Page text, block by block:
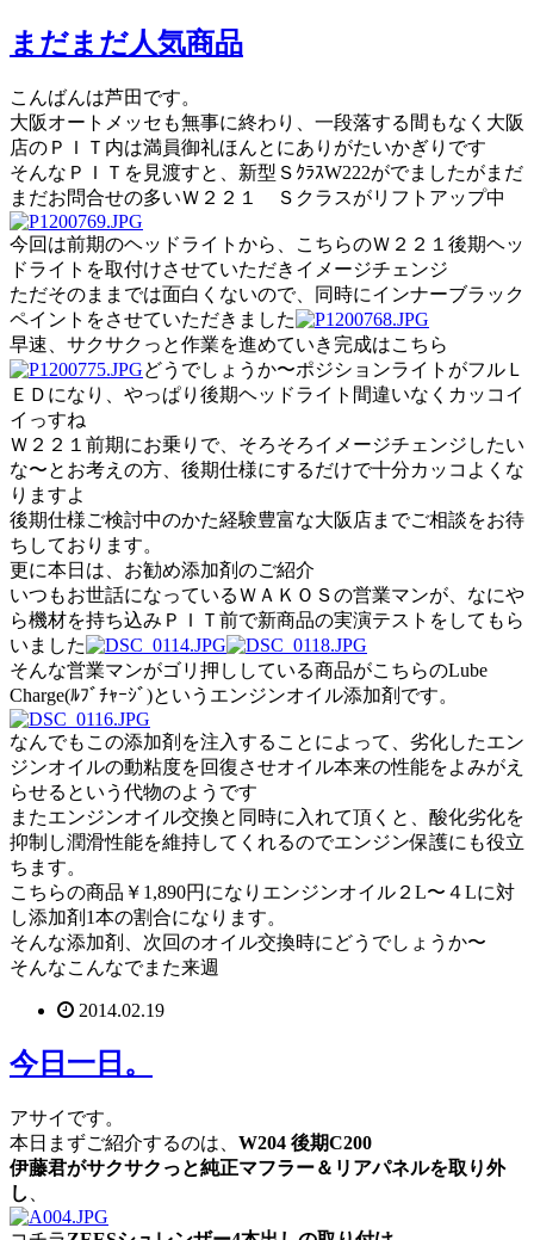
まだまだ人気商品
こんばんは芦田です。
大阪オートメッセも無事に終わり、一段落する間もなく大阪
店のＰＩＴ内は満員御礼ほんとにありがたいかぎりです
そんなＰＩＴを見渡すと、新型ＳｸﾗｽW222がでましたがまだ
まだお問合せの多いＷ２２１ Ｓクラスがリフトアップ中
今回は前期のヘッドライトから、こちらのＷ２２１後期ヘッ
ドライトを取付けさせていただきイメージチェンジ
ただそのままでは面白くないので、同時にインナーブラック
ペイントをさせていただきました
早速、サクサクっと作業を進めていき完成はこちら
どうでしょうか〜ポジションライトがフルＬ
ＥＤになり、やっぱり後期ヘッドライト間違いなくカッコイ
イっすね
Ｗ２２１前期にお乗りで、そろそろイメージチェンジしたい
な〜とお考えの方、後期仕様にするだけで十分カッコよくな
りますよ
後期仕様ご検討中のかた経験豊富な大阪店までご相談をお待
ちしております。
更に本日は、お勧め添加剤のご紹介
いつもお世話になっているＷＡＫＯＳの営業マンが、なにや
ら機材を持ち込みＰＩＴ前で新商品の実演テストをしてもら
いました
そんな営業マンがゴリ押ししている商品がこちらのLube
Charge(ﾙﾌﾞﾁｬｰｼﾞ)というエンジンオイル添加剤です。
なんでもこの添加剤を注入することによって、劣化したエン
ジンオイルの動粘度を回復させオイル本来の性能をよみがえ
らせるという代物のようです
またエンジンオイル交換と同時に入れて頂くと、酸化劣化を
抑制し潤滑性能を維持してくれるのでエンジン保護にも役立
ちます。
こちらの商品￥1,890円になりエンジンオイル２L〜４Lに対
し添加剤1本の割合になります。
そんな添加剤、次回のオイル交換時にどうでしょうか〜
そんなこんなでまた来週
2014.02.19
今日一日。
アサイです。
本日まずご紹介するのは、 W204 後期C200
伊藤君がサクサクっと純正マフラー＆リアパネルを取り外
し